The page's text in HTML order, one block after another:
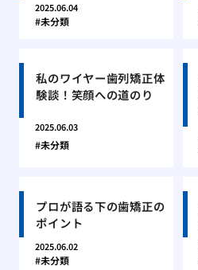
2025.06.04
未分類
私のワイヤー歯列矯正体
験談！笑顔への道のり
2025.06.03
未分類
プロが語る下の歯矯正の
ポイント
2025.06.02
未分類